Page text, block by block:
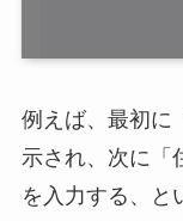
例えば、最初に
示され、次に「
を入力する、と